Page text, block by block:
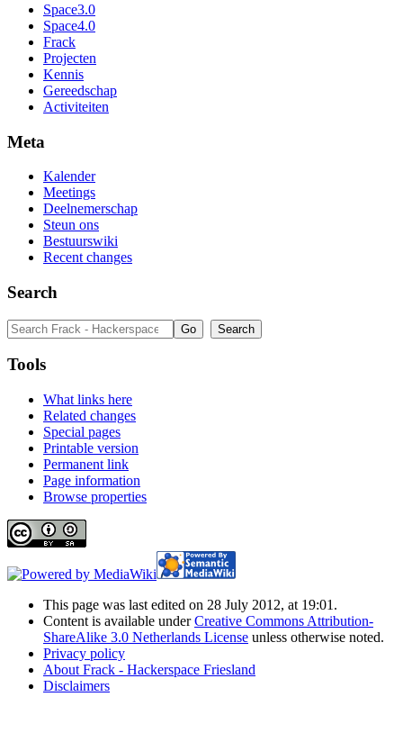
Space3.0
Space4.0
Frack
Projecten
Kennis
Gereedschap
Activiteiten
Meta
Kalender
Meetings
Deelnemerschap
Steun ons
Bestuurswiki
Recent changes
Search
Tools
What links here
Related changes
Special pages
Printable version
Permanent link
Page information
Browse properties
This page was last edited on 28 July 2012, at 19:01.
Content is available underCreative Commons Attribution-
ShareAlike 3.0 Netherlands License unless otherwise noted.
Privacy policy
About Frack - Hackerspace Friesland
Disclaimers